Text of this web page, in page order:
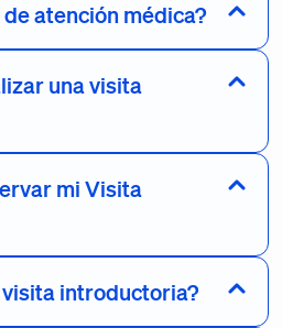
atención médica?
una visita
mi Visita
introductoria?